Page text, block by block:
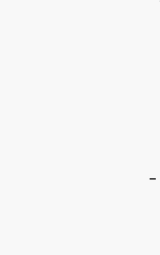
לפני כ- 100 שנה היה האדם הממוצע פעיל גופנית כ- 12 שעות ביממה בממוצע ואילו כיום פוחתת הדרישה לידי 1 –